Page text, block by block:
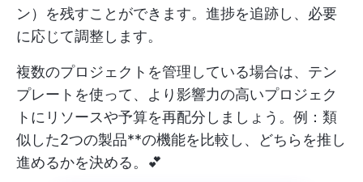
ン）を残すことができます。進捗を追跡し、必要
に応じて調整します。
複数のプロジェクトを管理している場合は、テン
プレートを使って、より影響力の高いプロジェク
トにリソースや予算を再配分しましょう。例：類
似した2つの製品**の機能を比較し、どちらを推し
進めるかを決める。💕